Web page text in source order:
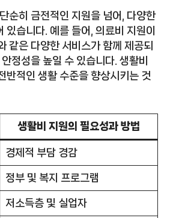
순히 금전적인 지원을 넘어, 다양한
있습니다. 예를 들어, 의료비 지원이
같은 다양한 서비스가 함께 제공되
정성을 높일 수 있습니다. 생활비
반적인 생활 수준을 향상시키는 것
생활비 지원의 필요성과 방법
경제적 부담 경감
정부 및 복지 프로그램
저소득층 및 실업자